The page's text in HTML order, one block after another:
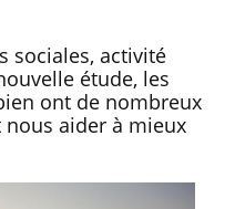
sociales, activité
étude, les
ont de nombreux
aider à mieux